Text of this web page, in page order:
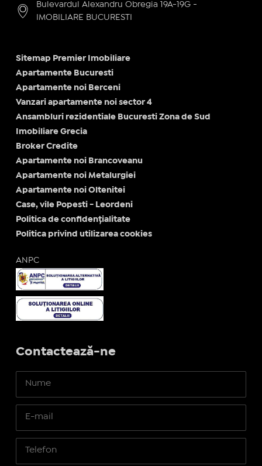
Bulevardul Alexandru Obregia 19A-19G -
IMOBILIARE BUCURESTI
Sitemap Premier Imobiliare
Apartamente Bucuresti
Apartamente noi Berceni
Vanzari apartamente noi sector 4
Ansambluri rezidentiale Bucuresti Zona de Sud
Imobiliare Grecia
Broker Credite
Apartamente noi Brancoveanu
Apartamente noi Metalurgiei
Apartamente noi Oltenitei
Case, vile Popesti - Leordeni
Politica de confidențialitate
Politica privind utilizarea cookies
ANPC
Contactează-ne